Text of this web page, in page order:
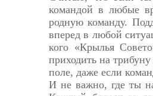
командой в любые
родную команду.
вперед в любой
кого «Крылья
приходить на
поле, даже если
И не важно, где ты